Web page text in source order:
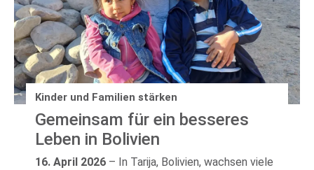
Kinder und Familien stärken
Gemeinsam für ein besseres
Leben in Bolivien
16. April 2026 – In Tarija, Bolivien, wachsen viele